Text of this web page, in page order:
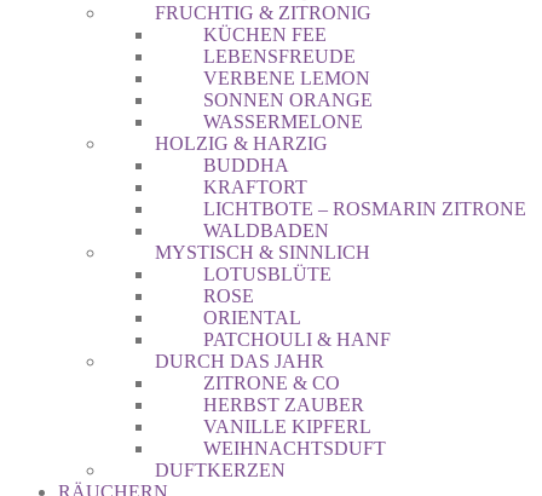
FRUCHTIG & ZITRONIG
KÜCHEN FEE
LEBENSFREUDE
VERBENE LEMON
SONNEN ORANGE
WASSERMELONE
HOLZIG & HARZIG
BUDDHA
KRAFTORT
LICHTBOTE – ROSMARIN ZITRONE
WALDBADEN
MYSTISCH & SINNLICH
LOTUSBLÜTE
ROSE
ORIENTAL
PATCHOULI & HANF
DURCH DAS JAHR
ZITRONE & CO
HERBST ZAUBER
VANILLE KIPFERL
WEIHNACHTSDUFT
DUFTKERZEN
RÄUCHERN